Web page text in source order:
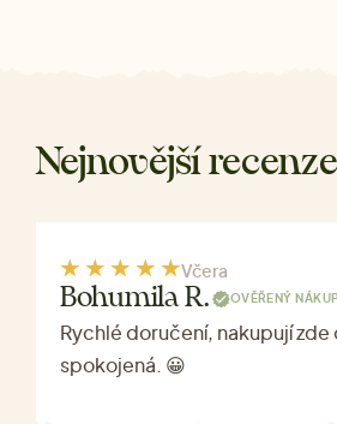
Nejnovější recenze
Včera
Bohumila R. OVĚŘENÝ NÁKUP
Rychlé doručení, nakupují
spokojená. 😀